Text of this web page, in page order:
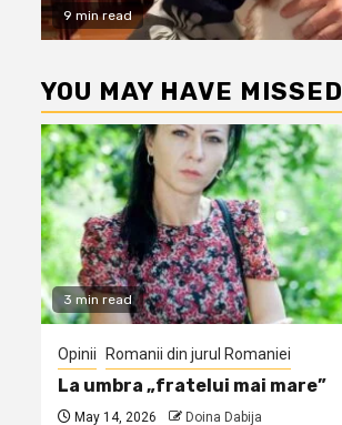
9 min read
YOU MAY HAVE MISSED
3 min read
Opinii Romanii din jurul Romaniei
La umbra „fratelui mai mare”
May 14, 2026 Doina Dabija